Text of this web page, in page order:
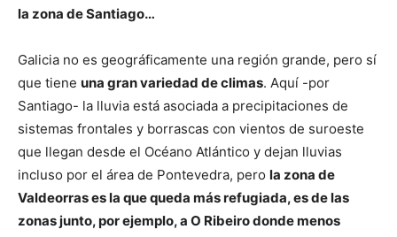
la zona de Santiago…
Galicia no es geográficamente una región grande, pero sí
que tiene una gran variedad de climas. Aquí -por
Santiago- la lluvia está asociada a precipitaciones de
sistemas frontales y borrascas con vientos de suroeste
que llegan desde el Océano Atlántico y dejan lluvias
incluso por el área de Pontevedra, pero la zona de
Valdeorras es la que queda más refugiada, es de las
zonas junto, por ejemplo, a O Ribeiro donde menos